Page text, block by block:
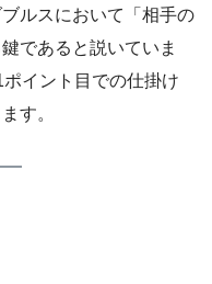
ルスにおいて「相手の
であると説いていま
イント目での仕掛け
す。